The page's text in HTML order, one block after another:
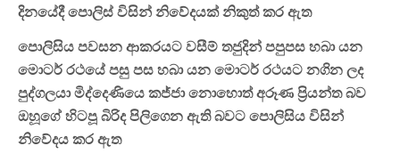
දිනයේදී පොලිස් විසින් නිවේදයක් නිකුත් කර ඇත
පොලිසිය පවසන ආකරයට වසීම් තජුදින් පපුපස හබා යන
මොටර් රථයේ පසු පස හබා යන මොටර් රථයට නගින ලද
පුද්ගලයා මිද්දෙණියෙ කජ්ජා නොහොත් අරූණ ප්‍රියන්ත බව
ඔහූගේ හිටපූ බිරිද පිලිගෙන ඇති බවට පොලිසිය විසින්
නිවේදය කර ඇත